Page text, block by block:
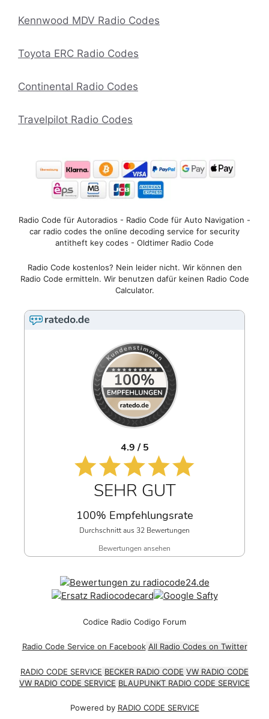
Kennwood MDV Radio Codes
Toyota ERC Radio Codes
Continental Radio Codes
Travelpilot Radio Codes
Radio Code für Autoradios - Radio Code für Auto Navigation -
car radio codes the online decoding service for security
antitheft key codes - Oldtimer Radio Code
Radio Code kostenlos? Nein leider nicht. Wir können den
Radio Code ermitteln. Wir benutzen dafür keinen Radio Code
Calculator.
4.9 / 5
SEHR GUT
100% Empfehlungsrate
Durchschnitt aus 32 Bewertungen
Bewertungen ansehen
Codice Radio Codigo Forum
Radio Code Service on Facebook All Radio Codes on Twitter
RADIO CODE SERVICE BECKER RADIO CODE VW RADIO CODE
VW RADIO CODE SERVICE BLAUPUNKT RADIO CODE SERVICE
Powered by RADIO CODE SERVICE